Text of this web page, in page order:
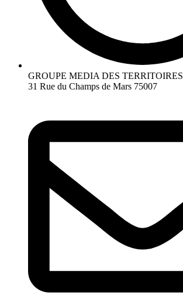
GROUPE MEDIA DES TERRITOIRES
31 Rue du Champs de Mars 75007